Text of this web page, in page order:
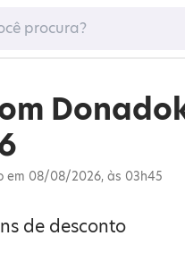
em 08/08/2026, às 03h45
de desconto